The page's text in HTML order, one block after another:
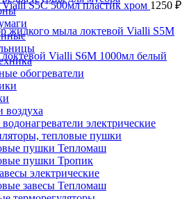
обогреватели
воздуха
электрические
тепловые пушки
пушки Тепломаш
пушки Тропик
электрические
завесы Тепломаш
S5C 500мл пластик хром 1250 ₽
Vialli S6M 1000мл белый